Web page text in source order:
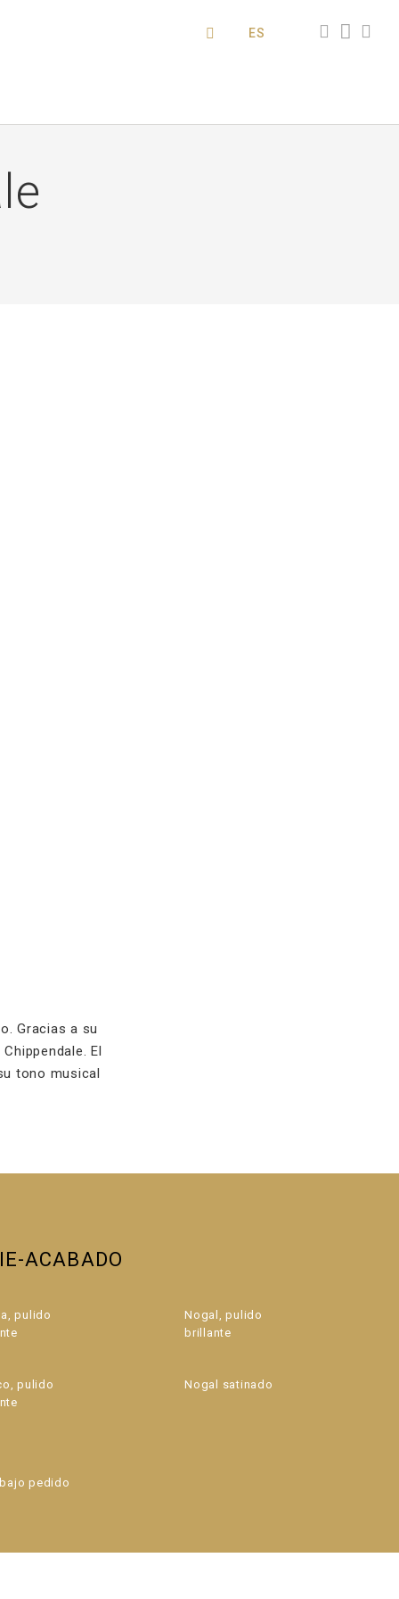
ES
Gracias a su
El
tono musical
ACABADO
pulido
Nogal, pulido
brillante
pulido
Nogal satinado
pedido